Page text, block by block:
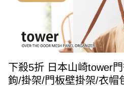
下殺5折 日本山崎tower
鉤/掛架/門板壁掛架/衣帽